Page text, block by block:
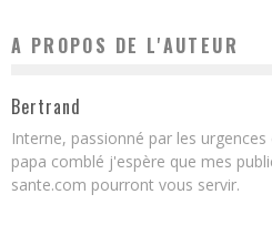
A PROPOS DE L'AUTEUR
Bertrand
Interne, passionné par les
papa comblé j'espère que mes
sante.com pourront vous servir.